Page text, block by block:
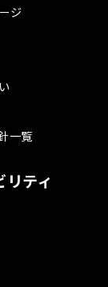
ジ
一覧
ティ